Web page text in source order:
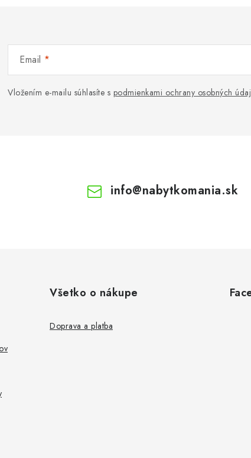
Email
Vložením e-mailu súhlasíte s podmienkami ochrany osobných
info@nabytkomania.sk
Všetko o nákupe
Doprava a platba